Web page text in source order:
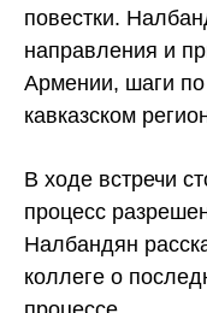
повестки.
направления и
Армении, шаги
кавказском
В ходе встречи
процесс
Налбандян
коллеге о